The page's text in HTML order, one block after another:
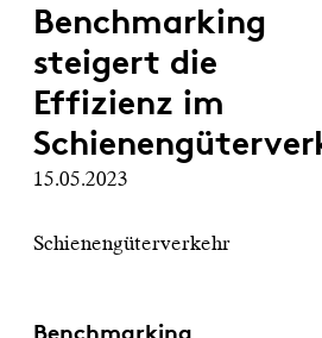
Benchmarking
steigert die
Effizienz im
15.05.2023
Schienengüterverkehr